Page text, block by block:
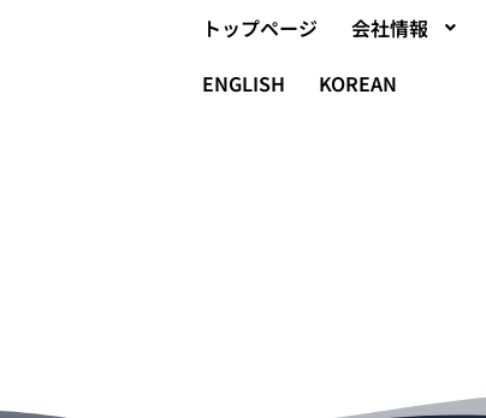
トップページ 会社情報
ENGLISH
KOREAN